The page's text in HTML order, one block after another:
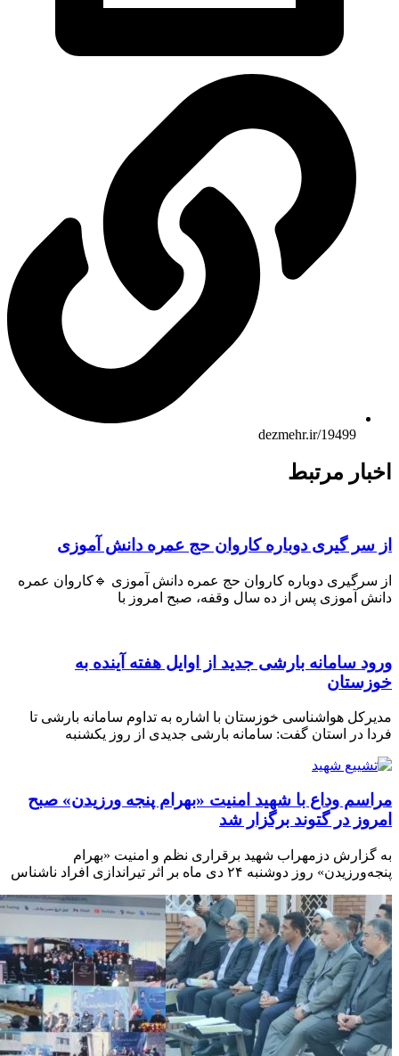
dezmehr.ir/19499
مرتبط
گیری دوباره کاروان حج عمره دانش آموزی
دوباره کاروان حج عمره دانش آموزی 🔹کاروان عمره
آموزی پس از ده سال وقفه، صبح امروز با
سامانه بارشی جدید از اوایل هفته آینده به
هواشناسی خوزستان با اشاره به تداوم سامانه بارشی تا
در استان گفت: سامانه بارشی جدیدی از روز یکشنبه
وداع با شهید امنیت «بهرام پنجه ورزیدن» صبح
در گتوند برگزار شد
دزمهراب شهید برقراری نظم و امنیت «بهرام
روز دوشنبه ۲۴ دی ماه بر اثر تیراندازی افراد ناشناس